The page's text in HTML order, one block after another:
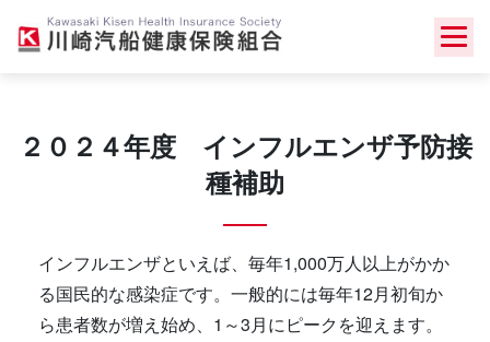
２０２４年度 インフルエンザ予防接
種補助
インフルエンザといえば、毎年1,000万人以上がかか
る国民的な感染症です。一般的には毎年12月初旬か
ら患者数が増え始め、1～3月にピークを迎えます。